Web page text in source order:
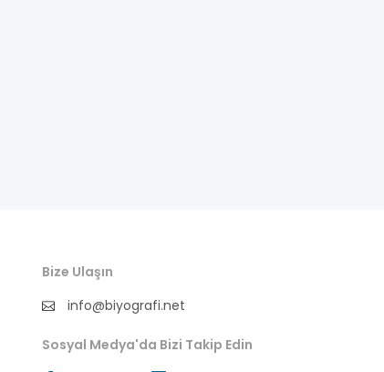
Bize Ulaşın
info@biyografi.net
Sosyal Medya'da Bizi Takip Edin